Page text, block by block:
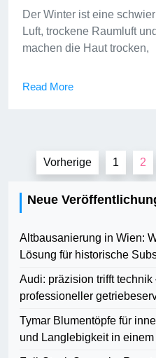
Der Winter ist eine
Luft, trockene Raumluft
machen die Haut trocken,
Read More
der
Beiträge
Vorherige 1 2
Neue
Altbausanierung in Wien:
Lösung für historische
Audi: präzision trifft
professioneller
Tymar Blumentöpfe für
und Langlebigkeit in einem